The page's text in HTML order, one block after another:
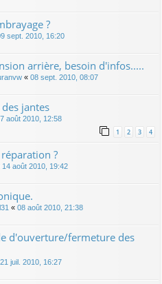
?
sept. 2010, 16:20
arrière, besoin d'infos.....
« 08 sept. 2010, 08:07
jantes
août 2010, 12:58
1 2 3 4
?
14 août 2010, 19:42
« 08 août 2010, 21:38
d'ouverture/fermeture des
21 juil. 2010, 16:27